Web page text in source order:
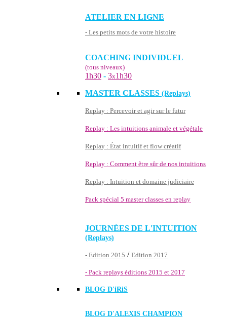
ATELIER EN LIGNE
- Les petits mots de votre histoire
COACHING INDIVIDUEL
(tous niveaux)
1h30 - 3x1h30
MASTER CLASSES (Replays)
Replay : Percevoir et agir sur le futur
Replay : Les intuitions animale et végétale
Replay : État intuitif et flow créatif
Replay : Comment être sûr de nos intuitions
Replay : Intuition et domaine judiciaire
Pack spécial 5 master classes en replay
JOURNÉES DE L'INTUITION
(Replays)
- Edition 2015 / Edition 2017
- Pack replays éditions 2015 et 2017
BLOG D'iRiS
BLOG D'ALEXIS CHAMPION